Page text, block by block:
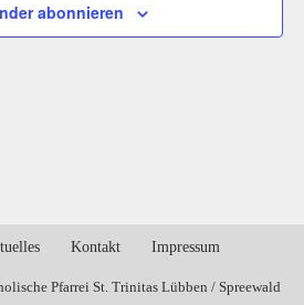
abonnieren
Kontakt Impressum
Pfarrei St. Trinitas Lübben / Spreewald